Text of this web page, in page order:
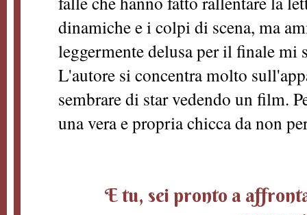
dinamiche e i colpi di scena, ma
leggermente delusa per il finale
L'autore si concentra molto
sembrare di star vedendo un film.
una vera e propria chicca da non
E tu, sei pronto a